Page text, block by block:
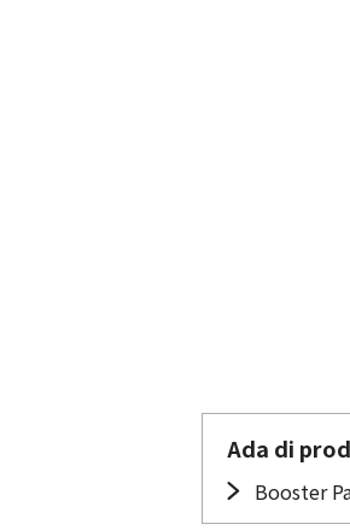
Ada di
Booster